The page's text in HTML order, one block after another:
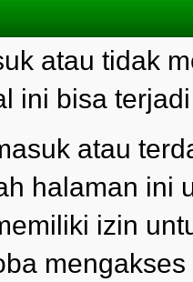
atau tidak
ini bisa
atau
halaman ini
izin